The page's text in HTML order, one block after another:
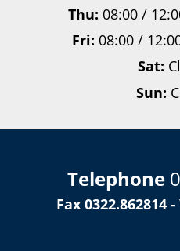
Thu: 08:00 /
Fri: 08:00 /
Sat:
Sun:
Telephone
Fax 0322.862814 -